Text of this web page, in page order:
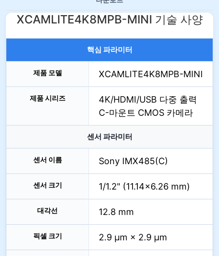
XCAMLITE4K8MPB-MINI 기술 사양
핵심 파라미터
제품 모델 XCAMLITE4K8MPB-MINI
제품 시리즈
4K/HDMI/USB 다중 출력
C-마운트 CMOS 카메라
센서 파라미터
센서 이름 Sony IMX485(C)
센서 크기 1/1.2" (11.14×6.26 mm)
대각선 12.8 mm
픽셀 크기 2.9 µm × 2.9 µm